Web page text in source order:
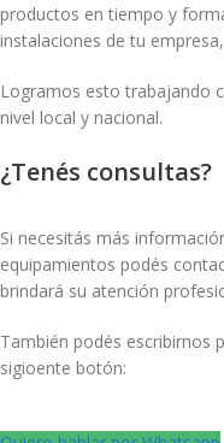
productos en tiempo y
instalaciones de tu
Logramos esto trabajando
nivel local y nacional.
¿Tenés consultas?
Si necesitás más
equipamientos podés
brindará su atención
También podés escribirnos
sigioente botón: